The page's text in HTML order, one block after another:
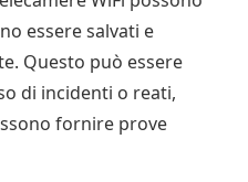
essere salvati e
Questo può essere
di incidenti o reati,
fornire prove